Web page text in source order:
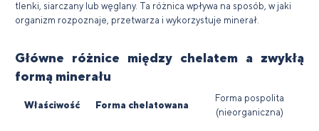
tlenki, siarczany lub węglany. Ta różnica wpływa na sposób, w jaki
organizm rozpoznaje, przetwarza i wykorzystuje minerał.
Główne różnice między chelatem a zwykłą
formą minerału
Właściwość Forma chelatowana
Forma pospolita
(nieorganiczna)